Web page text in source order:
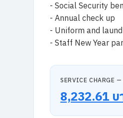
- Social Security
- Annual check up
- Uniform and
- Staff New Year
SERVICE CHARGE
8,232.61 บ